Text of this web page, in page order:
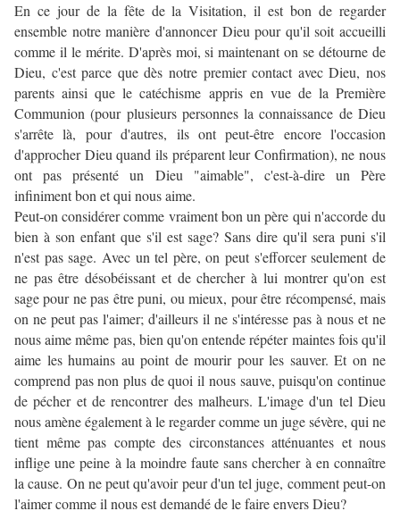
En ce jour de la fête de la Visitation, il est bon de regarder
ensemble notre manière d'annoncer Dieu pour qu'il soit accueilli
comme il le mérite. D'après moi, si maintenant on se détourne de
Dieu, c'est parce que dès notre premier contact avec Dieu, nos
parents ainsi que le catéchisme appris en vue de la Première
Communion (pour plusieurs personnes la connaissance de Dieu
s'arrête là, pour d'autres, ils ont peut-être encore l'occasion
d'approcher Dieu quand ils préparent leur Confirmation), ne nous
ont pas présenté un Dieu "aimable", c'est-à-dire un Père
infiniment bon et qui nous aime.
Peut-on considérer comme vraiment bon un père qui n'accorde du
bien à son enfant que s'il est sage? Sans dire qu'il sera puni s'il
n'est pas sage. Avec un tel père, on peut s'efforcer seulement de
ne pas être désobéissant et de chercher à lui montrer qu'on est
sage pour ne pas être puni, ou mieux, pour être récompensé, mais
on ne peut pas l'aimer; d'ailleurs il ne s'intéresse pas à nous et ne
nous aime même pas, bien qu'on entende répéter maintes fois qu'il
aime les humains au point de mourir pour les sauver. Et on ne
comprend pas non plus de quoi il nous sauve, puisqu'on continue
de pécher et de rencontrer des malheurs. L'image d'un tel Dieu
nous amène également à le regarder comme un juge sévère, qui ne
tient même pas compte des circonstances atténuantes et nous
inflige une peine à la moindre faute sans chercher à en connaître
la cause. On ne peut qu'avoir peur d'un tel juge, comment peut-on
l'aimer comme il nous est demandé de le faire envers Dieu?